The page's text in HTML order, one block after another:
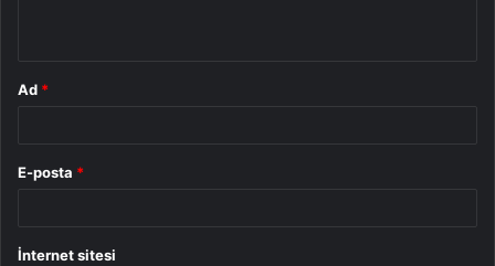
Ad *
E-posta *
İnternet sitesi